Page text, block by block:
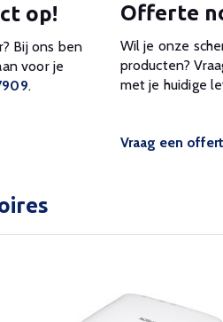
op!
Bij ons ben
voor je
.
Offerte
Wil je onze
producten?
met je huidige
Vraag een